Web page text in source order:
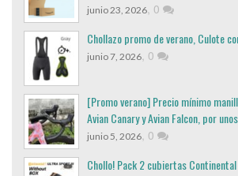
junio 23, 2026, 0
Chollazo promo de verano, Culote
junio 7, 2026, 0
[Promo verano] Precio mínimo
Avian Canary y Avian Falcon, por
junio 5, 2026, 0
Chollo! Pack 2 cubiertas